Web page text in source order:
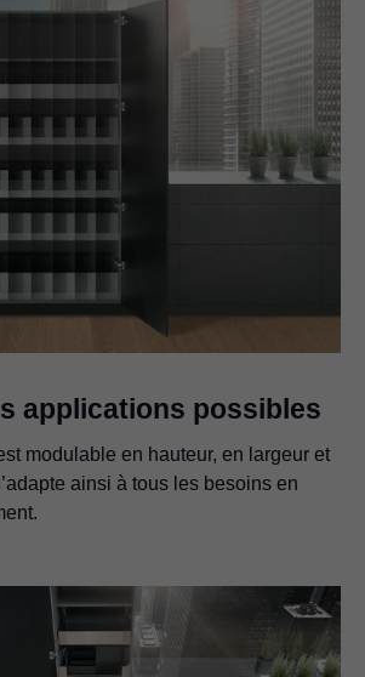
applications possibles
modulable en hauteur, en largeur et
ainsi à tous les besoins en